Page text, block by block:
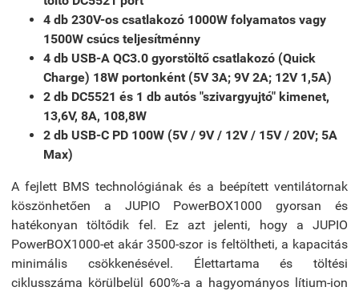
4 db 230V-os csatlakozó 1000W folyamatos vagy
1500W csúcs teljesítménny
4 db USB-A QC3.0 gyorstöltő csatlakozó (Quick
Charge) 18W portonként (5V 3A; 9V 2A; 12V 1,5A)
2 db DC5521 és 1 db autós "szivargyujtó" kimenet,
13,6V, 8A, 108,8W
2 db USB-C PD 100W (5V / 9V / 12V / 15V / 20V; 5A
Max)
A fejlett BMS technológiának és a beépített ventilátornak
köszönhetően a JUPIO PowerBOX1000 gyorsan és
hatékonyan töltődik fel. Ez azt jelenti, hogy a JUPIO
PowerBOX1000-et akár 3500-szor is feltöltheti, a kapacitás
minimális csökkenésével. Élettartama és töltési
ciklusszáma körülbelül 600%-a a hagyományos lítium-ion